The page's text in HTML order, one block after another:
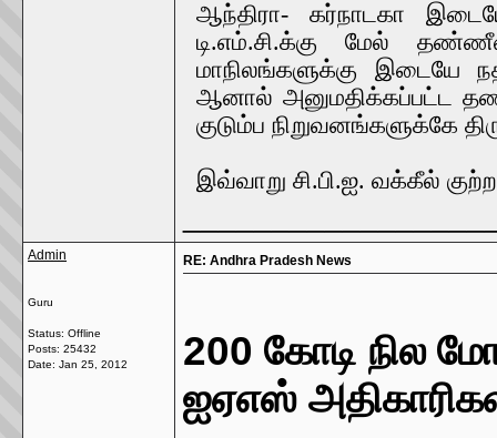
ஆந்திரா- கர்நாடகா
டி.எம்.சி.க்கு மேல்
மாநிலங்களுக்கு இடையே
ஆனால் அனுமதிக்கப்பட்ட
குடும்ப நிறுவனங்களுக்கே
இவ்வாறு சி.பி.ஐ. வக்கீல்
Admin
Guru
Status: Offline
Posts: 25432
Date: Jan 25, 2012
RE: Andhra Pradesh News
200 கோடி நில
ஐஏஎஸ்